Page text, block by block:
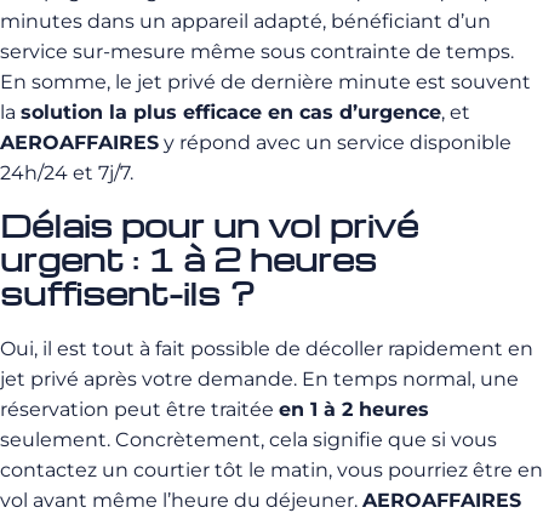
minutes dans un appareil adapté, bénéficiant d’un
service sur-mesure même sous contrainte de temps.
En somme, le jet privé de dernière minute est souvent
la solution la plus efficace en cas d’urgence, et
AEROAFFAIRES y répond avec un service disponible
24h/24 et 7j/7.
Délais pour un vol privé
urgent : 1 à 2 heures
suffisent-ils ?
Oui, il est tout à fait possible de décoller rapidement en
jet privé après votre demande. En temps normal, une
réservation peut être traitée en 1 à 2 heures
seulement. Concrètement, cela signifie que si vous
contactez un courtier tôt le matin, vous pourriez être en
vol avant même l’heure du déjeuner. AEROAFFAIRES